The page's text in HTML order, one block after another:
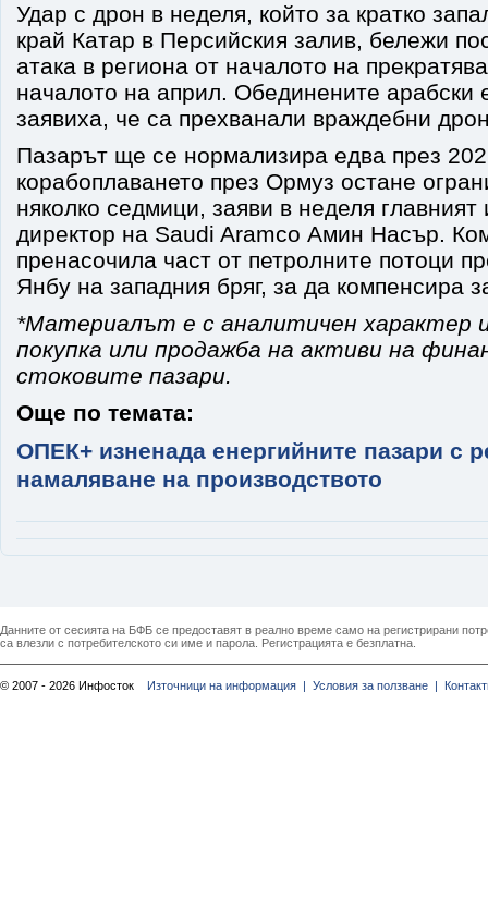
Удар с дрон в неделя, който за кратко
край Катар в Персийския залив, бележи
атака в региона от началото на
началото на април. Обединените арабски
заявиха, че са прехванали враждебни
Пазарът ще се нормализира едва през
корабоплаването през Ормуз остане
няколко седмици, заяви в неделя главният
директор на Saudi Aramco Амин Насър.
пренасочила част от петролните потоци
Янбу на западния бряг, за да компенсира
*Материалът е с аналитичен характер
покупка или продажба на активи на
стоковите пазари.
Още по темата:
ОПЕК+ изненада енергийните пазари с
намаляване на производството
Данните от сесията на БФБ се предоставят в реално време само на регистрирани
са влезли с потребителското си име и парола. Регистрацията е безплатна.
© 2007 - 2026 Инфосток Източници на информация | Условия за ползване |